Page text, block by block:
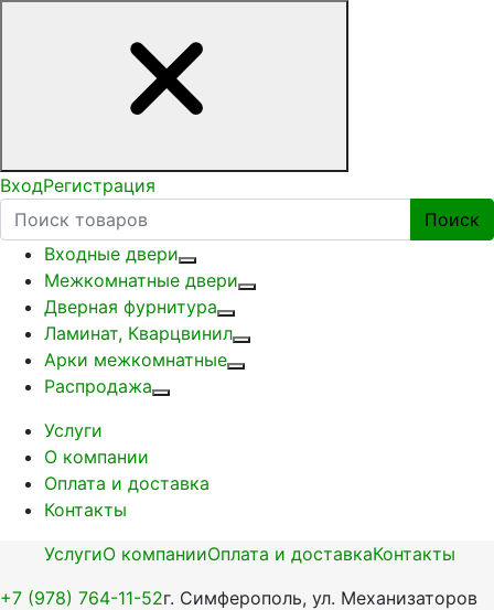
ВходРегистрация
Поиск
Входные двери
Межкомнатные двери
Дверная фурнитура
Ламинат, Кварцвинил
Арки межкомнатные
Распродажа
Услуги
О компании
Оплата и доставка
Контакты
УслугиО компанииОплата и доставкаКонтакты
+7 (978) 764-11-52г. Симферополь, ул. Механизаторов